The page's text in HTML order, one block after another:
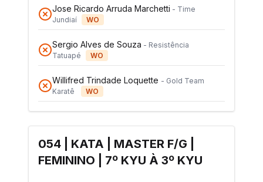
Jose Ricardo Arruda Marchetti - Time
Jundiaí
WO
Sergio Alves de Souza - Resistência
Tatuapé
WO
Willifred Trindade Loquette - Gold Team
Karatê
WO
054 | KATA | MASTER F/G |
FEMININO | 7º KYU À 3º KYU